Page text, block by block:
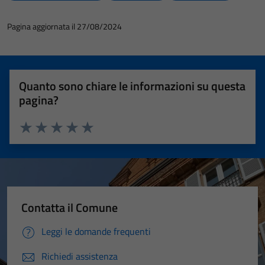
Pagina aggiornata il 27/08/2024
Quanto sono chiare le informazioni su questa
pagina?
Valuta 5 stelle su 5
Valuta 4 stelle su 5
Valuta 3 stelle su 5
Valuta 2 stelle su 5
Valuta 1 stelle su 5
Contatta il Comune
Leggi le domande frequenti
Richiedi assistenza